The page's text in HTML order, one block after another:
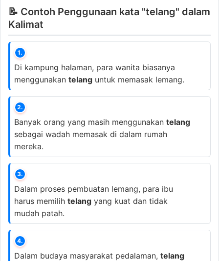
📝 Contoh Penggunaan kata "telang" dalam
Kalimat
1.
Di kampung halaman, para wanita biasanya
menggunakan telang untuk memasak lemang.
2.
Banyak orang yang masih menggunakan telang
sebagai wadah memasak di dalam rumah
mereka.
3.
Dalam proses pembuatan lemang, para ibu
harus memilih telang yang kuat dan tidak
mudah patah.
4.
Dalam budaya masyarakat pedalaman, telang